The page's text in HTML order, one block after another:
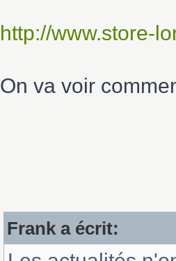
http://www.store-
On va voir
Frank a écrit: